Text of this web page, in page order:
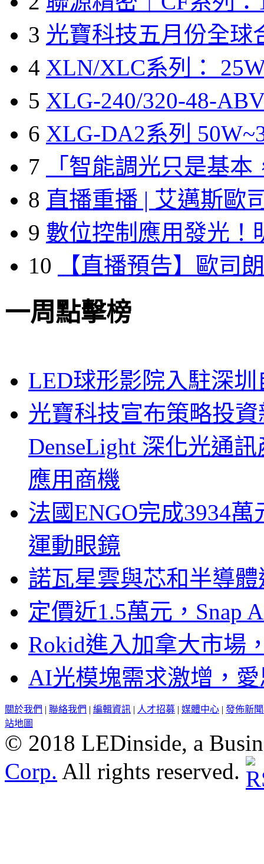
3 光寶科技五月份全球
4 XLN/XLC系列：
5 XLG-240/320-48-
6 XLG-DA2系列
7
「智能調光只是基本
8 直播重播 | 艾邁斯歐
9 數位控制應用發光！
10
【直播預告】歐司
一周點擊榜
LED球形影院入駐深
光寶科技宣布策略投
DenseLight 深化光通
應用商機
法國ENGO完成3934
運動眼鏡
諾瓦星雲與芯和半導
定價近1.5萬元，Snap
Rokid進入加拿大市場
AI光模塊需求激增，
關於我們 | 聯絡我們 | 編輯資訊 | 人才招募 | 媒體中心 | 發佈新
站地圖
© 2018 LEDinside, a
Corp. All rights reserved.